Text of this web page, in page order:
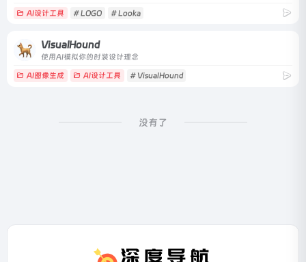
AI设计工具 # LOGO # Looka
VisualHound
使用AI模拟你的时装设计理念
AI图像生成 AI设计工具 # VisualHound
没有了